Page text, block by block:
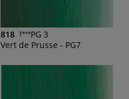
818
PG 3
Vert de Prusse - PG7